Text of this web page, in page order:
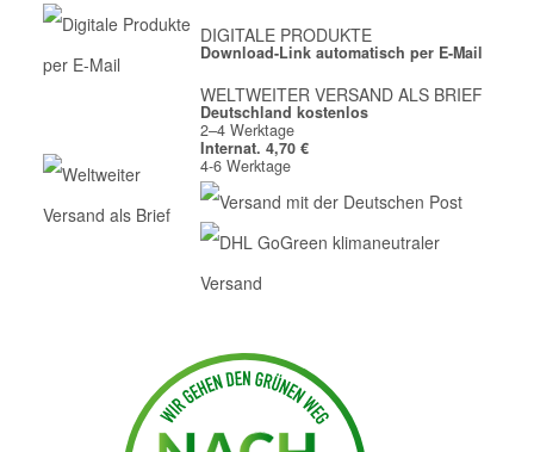
DIGITALE PRODUKTE
Download-Link automatisch per E-Mail
WELTWEITER VERSAND ALS BRIEF
Deutschland kostenlos
2–4 Werktage
Internat. 4,70 €
4-6 Werktage